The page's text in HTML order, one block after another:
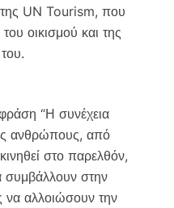
UN Tourism, που
οικισμού και της
“Η συνέχεια
ανθρώπους, από
στο παρελθόν,
συμβάλλουν στην
αλλοιώσουν την